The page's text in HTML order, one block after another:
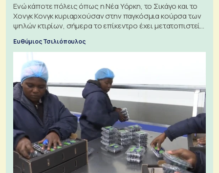
Ενώ κάποτε πόλεις όπως η Νέα Υόρκη, το Σικάγο και το
Χονγκ Κονγκ κυριαρχούσαν στην παγκόσμια κούρσα των
ψηλών κτιρίων, σήμερα το επίκεντρο έχει μετατοπιστεί
Ευθύμιος Τσιλιόπουλος